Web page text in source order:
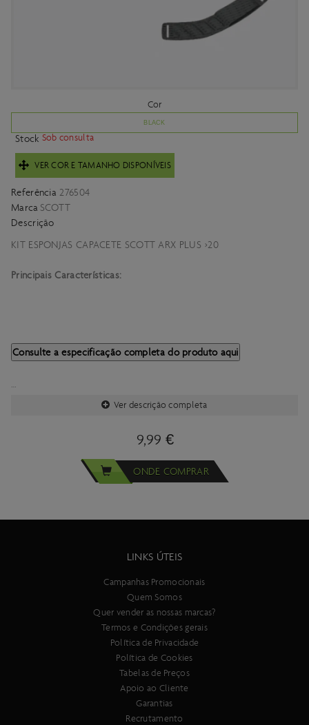
Cor
BLACK
Stock Sob consulta
VER COR E TAMANHO DISPONÍVEIS
Referência 276504
Marca SCOTT
Descrição
KIT ESPONJAS CAPACETE SCOTT ARX PLUS >20
Principais Características:
Consulte a especificação completa do produto aqui
As imagens deste produto são meramente ilustrativas.
Ver descrição completa
9,99 €
ONDE COMPRAR
LINKS ÚTEIS
Campanhas Promocionais
Quem Somos
Quer vender as nossas marcas?
Termos e Condições gerais
Política de Privacidade
Política de Cookies
Tabelas de Preços
Apoio ao Cliente
Garantias
Recrutamento